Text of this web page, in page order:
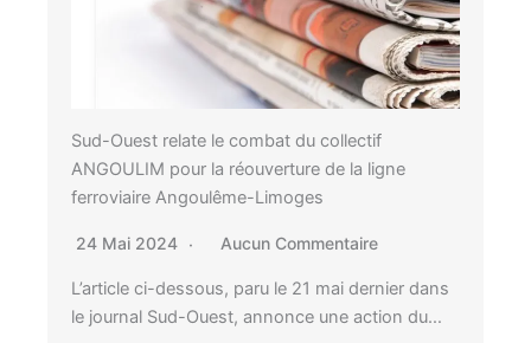
Sud-Ouest relate le combat du collectif
ANGOULIM pour la réouverture de la ligne
ferroviaire Angoulême-Limoges
24 Mai 2024 Aucun Commentaire
L’article ci-dessous, paru le 21 mai dernier dans
le journal Sud-Ouest, annonce une action du…